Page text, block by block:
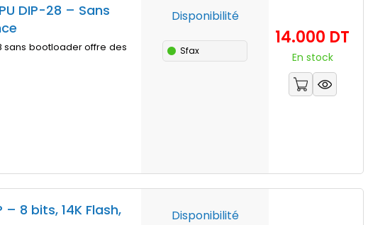
DIP-28 – Sans
sans bootloader offre des
Disponibilité
Sfax
14.000 DT
En stock
8 bits, 14K Flash,
Disponibilité